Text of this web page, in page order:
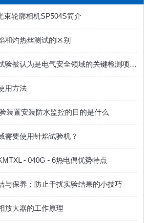
束轮廓相机SP504S简介
和灼热丝测试的区别
为何漏电起痕试验被认为是电气安全领域的关键检测项目？
用方法
装置安装防水监控的目的是什么
需要使用针焰试验机？
- 040G - 6热电偶优势特点
与保养：防止干扰实验结果的小技巧
放大器的工作原理